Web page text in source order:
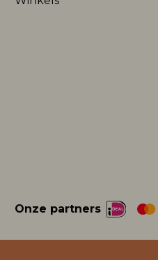
Onze partners